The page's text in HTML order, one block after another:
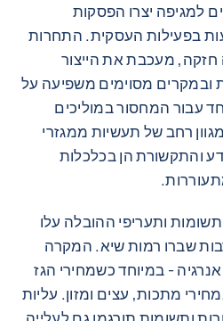
למגיפה יצרו הפסקות
בפעילות העסקית. התחרות
חזקה, מעכבת את הייצור
ובמקרים מסוימים משפיעה על
עבור המחסור במוליכים
רחב של תעשיות ממגזרי
והתקשורת הן בכלכלות
ותעריפי ההובלה עלו
וסחורות רבות שברו רמות שיא. המקרה
- במיוחד כשמחירי הגז
מתכות, עצים ומזון. עליות